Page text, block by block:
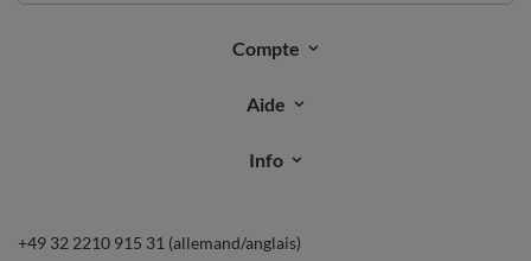
Compte
Aide
Info
+49 32 2210 915 31 (allemand/anglais)